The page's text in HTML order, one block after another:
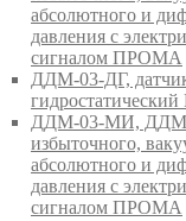
абсолютного и
давления с
сигналом ПРОМА
ДДМ-03-ДГ,
ДДМ-03-МИ, ДДМ-
избыточного,
абсолютного и
давления с
сигналом ПРОМА